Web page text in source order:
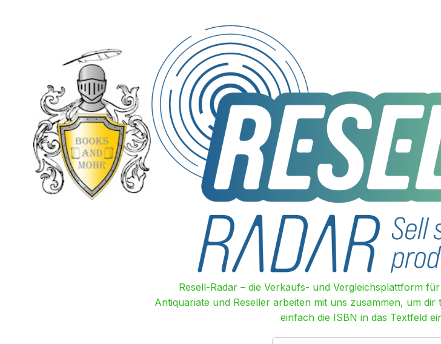
Resell-Radar – die Verkaufs- und Vergleichsplattform
Antiquariate und Reseller arbeiten mit uns zusammen, um dir
einfach die ISBN in das Textfeld